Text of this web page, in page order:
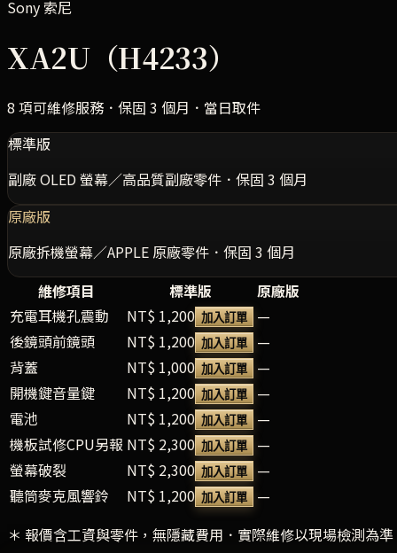
Sony索尼
XA2U（H4233）
8 項可維修服務．保固 3 個月．當日取件
標準版
副廠 OLED 螢幕／高品質副廠零件．保固 3 個月
原廠版
原廠拆機螢幕／APPLE 原廠零件．保固 3 個月
維修項目
標準版
原廠版
充電耳機孔震動
NT$ 1,200 加入訂單
—
後鏡頭前鏡頭
NT$ 1,200 加入訂單
—
背蓋
NT$ 1,000 加入訂單
—
開機鍵音量鍵
NT$ 1,200 加入訂單
—
電池
NT$ 1,200 加入訂單
—
機板試修CPU另報 NT$ 2,300 加入訂單
—
螢幕破裂
NT$ 2,300 加入訂單
—
聽筒麥克風響鈴
NT$ 1,200 加入訂單
—
＊ 報價含工資與零件，無隱藏費用．實際維修以現場檢測為